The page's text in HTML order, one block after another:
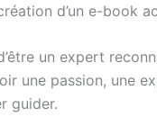
d’un e-book
un expert
une passion, une
guider.